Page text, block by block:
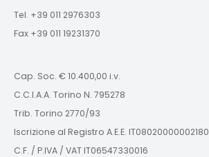
Tel. +39 011 2976303
Fax +39 011 19231370
Cap. Soc. € 10.400,00 i.v.
C.C.I.A.A. Torino N. 795278
Trib. Torino 2770/93
Iscrizione al Registro A.E.E. IT08020000002180
C.F. / P.IVA / VAT IT06547330016